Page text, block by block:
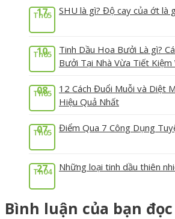
17
Th05 SHU là gì? Độ cay của ớt là
10
Th05
Tinh Dầu Hoa Bưởi Là gì?
Bưởi Tại Nhà Vừa Tiết Kiệm
08
Th05
12 Cách Đuổi Muỗi và Diệt
Hiệu Quả Nhất
07
Th05 Điểm Qua 7 Công Dụng
27
Th04 Những loại tinh dầu thiên
Bình luận của bạn đọc